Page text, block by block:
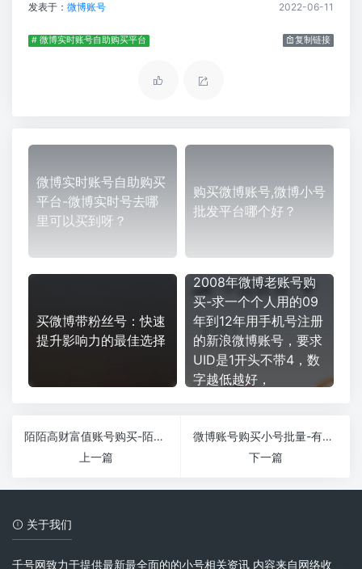
发表于： 微博账号 2022-06-11
# 微博实时账号自助购买平台 复制链接
微博实时账号自助购买
平台-微博实时号去哪
里可以买到呀？
购买微博账号,微博小号
批发平台哪个好？
买微博带粉丝号：快速
提升影响力的最佳选择
2008年微博老账号购
买-求一个个人用的09
年到12年用手机号注册
的新浪微博账号，要求
UID是1开头不带4，数
字越低越好，
陌陌高财富值账号购买-陌陌号财富等级16级幸运等级5级低价转让？
上一篇
微博账号购买小号批量-有没有批发微博小号的地方
下一篇
关于我们
千号网致力于提供最新最全面的的小号相关资讯 内容来自网络收